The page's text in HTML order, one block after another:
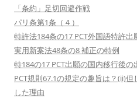
「条約」足切回避作戦
パリ条第1条（４）
特許法184条の17 PCT外国語特許
実用新案法48条の8 補正の特例
特184の17 PCT出願の国内移行後
PCT規則67.1の規定の趣旨は？(ii)
した理由